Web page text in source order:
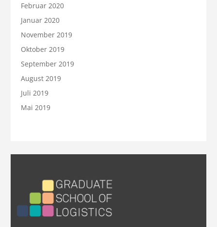
Februar 2020
Januar 2020
November 2019
Oktober 2019
September 2019
August 2019
Juli 2019
Mai 2019